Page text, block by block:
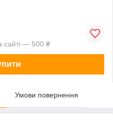
сайті — 500 ₴
Умови повернення